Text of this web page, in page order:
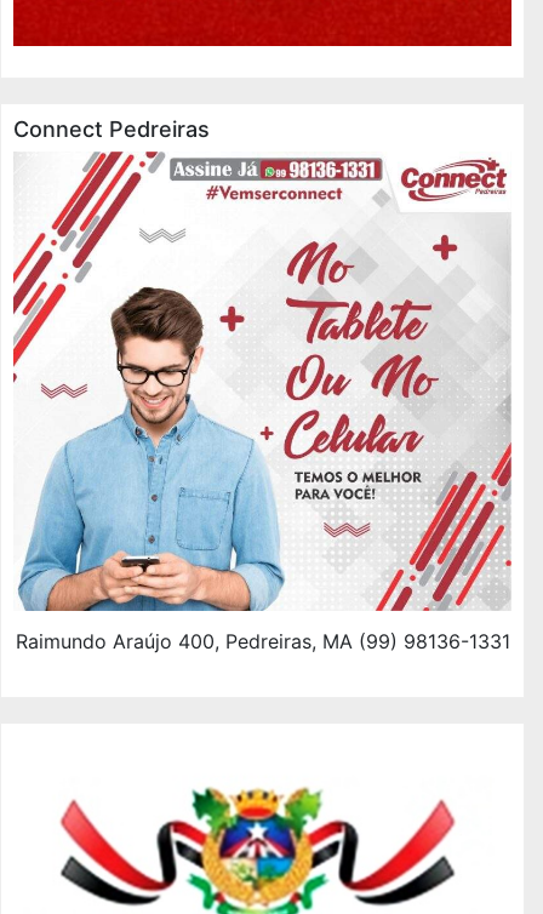
Connect Pedreiras
Raimundo Araújo 400, Pedreiras, MA (99) 98136-1331